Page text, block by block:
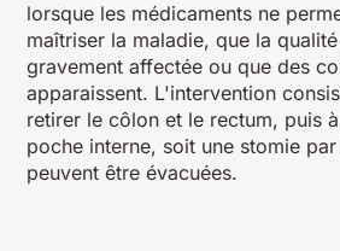
lorsque les médicaments ne
maîtriser la maladie, que la
gravement affectée ou que des
apparaissent. L'intervention
retirer le côlon et le rectum, puis
poche interne, soit une stomie
peuvent être évacuées.